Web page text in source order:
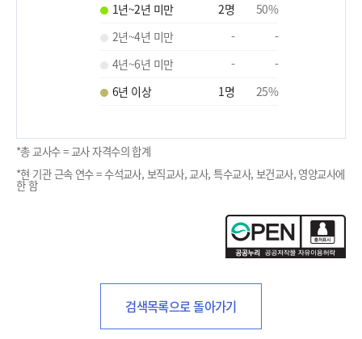
1년~2년 미만
2명 50%
2년~4년 미만
-
-
4년~6년 미만
-
-
6년 이상
1명 25%
*총 교사수 = 교사 자격수의 합계
*현 기관 근속 연수 = 수석교사, 보직교사, 교사, 특수교사, 보건교사, 영양교사에
한 함
검색목록으로 돌아가기